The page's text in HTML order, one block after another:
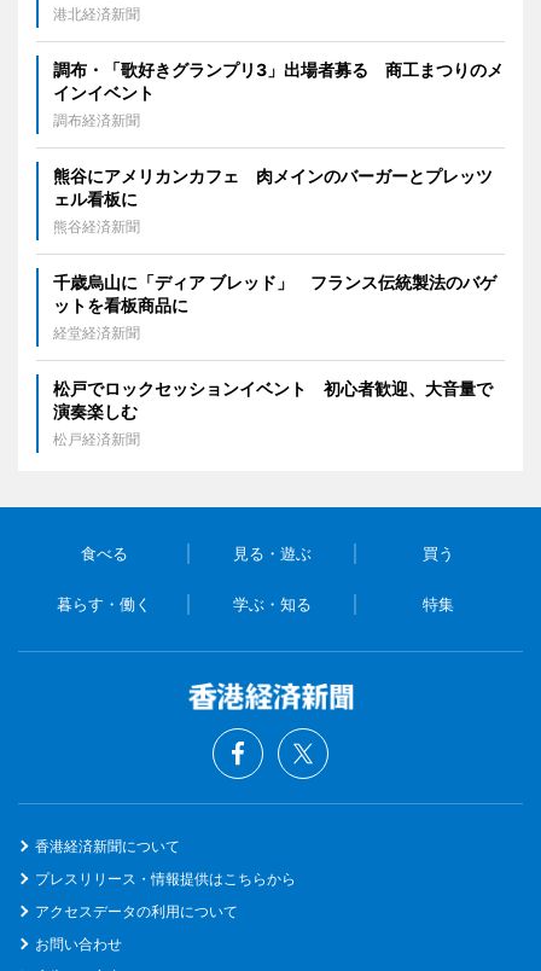
港北経済新聞
調布・「歌好きグランプリ3」出場者募る 商工まつりのメ
インイベント
調布経済新聞
熊谷にアメリカンカフェ 肉メインのバーガーとプレッツ
ェル看板に
熊谷経済新聞
千歳烏山に「ディア ブレッド」 フランス伝統製法のバゲ
ットを看板商品に
経堂経済新聞
松戸でロックセッションイベント 初心者歓迎、大音量で
演奏楽しむ
松戸経済新聞
食べる 見る・遊ぶ 買う
暮らす・働く 学ぶ・知る 特集
香港経済新聞について
プレスリリース・情報提供はこちらから
アクセスデータの利用について
お問い合わせ